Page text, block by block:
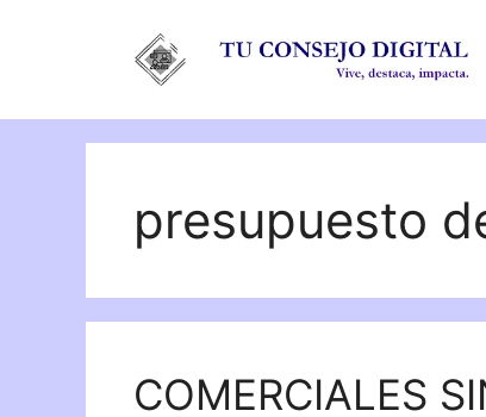
presupuesto
COMERCIALES